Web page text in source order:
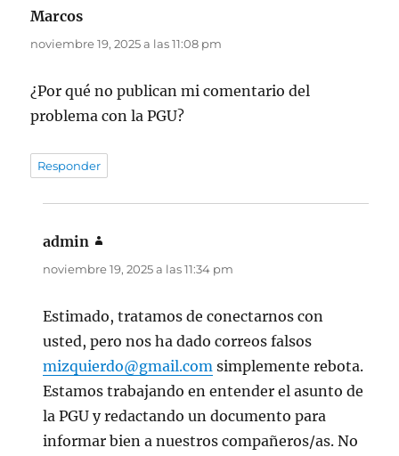
Marcos
noviembre 19, 2025 a las 11:08 pm
¿Por qué no publican mi comentario del
problema con la PGU?
Responder
admin
noviembre 19, 2025 a las 11:34 pm
Estimado, tratamos de conectarnos con
usted, pero nos ha dado correos falsos
mizquierdo@gmail.com simplemente rebota.
Estamos trabajando en entender el asunto de
la PGU y redactando un documento para
informar bien a nuestros compañeros/as. No